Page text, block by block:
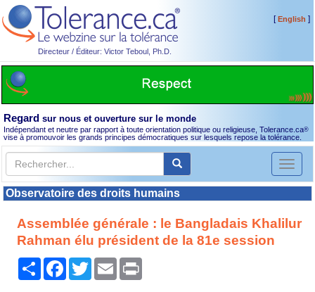
Directeur / Éditeur: Victor Teboul, Ph.D.
[English ]
Regard sur nous et ouverture sur le monde
Indépendant et neutre par rapport à toute orientation politique ou religieuse, Tolerance.ca®
vise à promouvoir les grands principes démocratiques sur lesquels repose la tolérance.
Toggle
Observatoire des droits humains
Assemblée générale : le Bangladais Khalilur
Rahman élu président de la 81e session
PartagerFacebook
TwitterEmail